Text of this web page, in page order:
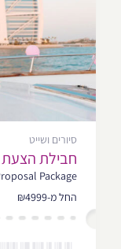
סיורים ושייט
חבילת הצעת
Package
החל מ-₪4999